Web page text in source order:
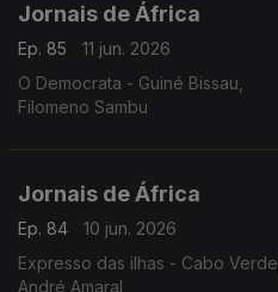
Jornais de África
Ep. 85
11 jun. 2026
O Democrata - Guiné Bissau,
Filomeno Sambu
Jornais de África
Ep. 84
10 jun. 2026
Expresso das ilhas - Cabo Verde,
André Amaral